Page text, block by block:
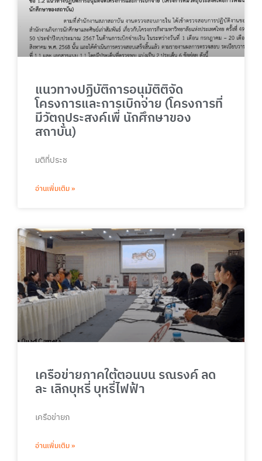
แนวทางปฏิบัติการอนุมัติติจัด
โครงการและการเบิกจ่าย (โครงการที่
มีวัตถุประสงค์เพื่ นักศึกษาของ
สถาบัน)
มติที่ประช
อ่านเพิ่มเติม »
เครือข่ายภาคใต้ตอนบน รณรงค์ ลด
ละ เลิกบุหรี่ บุหรี่ไฟฟ้า
เครือข่ายภ
อ่านเพิ่มเติม »